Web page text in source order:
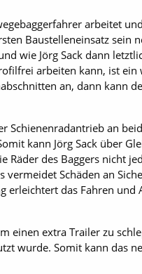
arbeitet
Baustelleneinsatz sein
wie Jörg Sack dann
arbeiten kann, ist
an, dann kann
Schienenradantrieb an
kann Jörg Sack über
des Baggers nicht
Schäden an
erleichtert das Fahren
einen extra Trailer zu
wurde. Somit kann das